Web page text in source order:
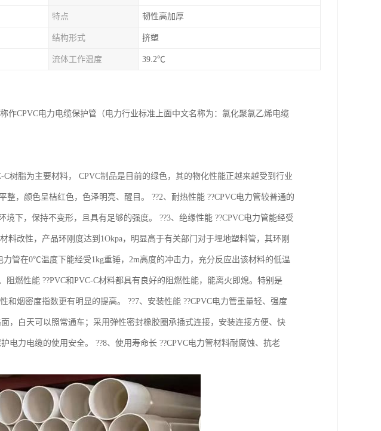
特点 韧性高加厚
结构形式 挤塑
流体工作温度 39.2℃
作CPVC电力电缆保护管（电力行业标准上面中文名称为：氯化聚氯乙烯电缆
C树脂为主要材料， CPVC制品是目前的绿色，其的物化性能正越来越受到行业
整，颜色呈桔红色，色泽明亮、醒目。 ??2、耐热性能 ??CPVC电力管较普通的
下，保持不变形，且具有足够的强度。 ??3、绝缘性能 ??CPVC电力管能经受
料改性，产品环刚度达到1Okpa，明显高于有关部门对于埋地塑料管，其环刚
力管在0℃温度下能经受1kg重锤，2m高度的冲击力，充分反应出该材料的低温
燃性能 ??PVC和PVC-C材料都具有良好的阻燃性能，能离火即熄。特别是
和烟密度指数更有明显的提高。 ??7、安装性能 ??CPVC电力管重量轻、强度
，白天可以照常通车；采用弹性密封橡胶圈承插式连接，安装连接方便、快
电力电缆的使用安全。 ??8、使用寿命长 ??CPVC电力管材料耐腐蚀、抗老